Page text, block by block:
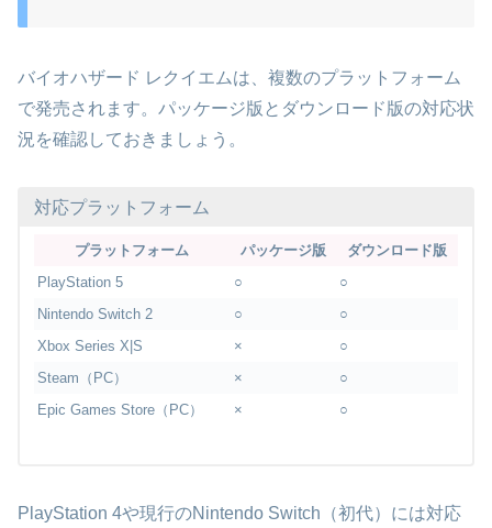
バイオハザード レクイエムは、複数のプラットフォーム
で発売されます。パッケージ版とダウンロード版の対応状
況を確認しておきましょう。
対応プラットフォーム
プラットフォーム パッケージ版
ダウンロード版
PlayStation 5
○
○
Nintendo Switch 2
○
○
Xbox Series X|S
×
○
Steam（PC）
×
○
Epic Games Store（PC）
× ○
PlayStation 4や現行のNintendo Switch（初代）には対応